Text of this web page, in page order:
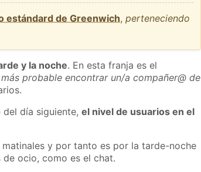
estándard de Greenwich,perteneciendo
y la noche. En esta franja es el
probable encontrar un/a compañer@ de
del día siguiente,el nivel de usuarios en el
y por tanto es por la tarde-noche
ocio, como es el chat.